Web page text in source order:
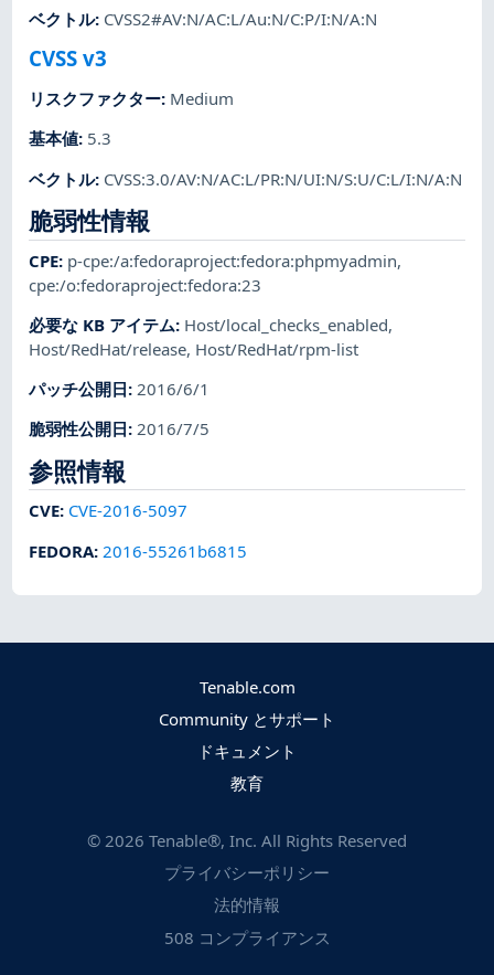
ベクトル: CVSS2#AV:N/AC:L/Au:N/C:P/I:N/A:N
CVSS v3
リスクファクター: Medium
基本値: 5.3
ベクトル: CVSS:3.0/AV:N/AC:L/PR:N/UI:N/S:U/C:L/I:N/A:N
脆弱性情報
CPE: p-cpe:/a:fedoraproject:fedora:phpmyadmin,
cpe:/o:fedoraproject:fedora:23
必要な KB アイテム: Host/local_checks_enabled,
Host/RedHat/release, Host/RedHat/rpm-list
パッチ公開日:2016/6/1
脆弱性公開日:2016/7/5
参照情報
CVE: CVE-2016-5097
FEDORA: 2016-55261b6815
Tenable.com
Community とサポート
ドキュメント
教育
© 2026 Tenable®, Inc. All Rights Reserved
プライバシーポリシー
法的情報
508 コンプライアンス